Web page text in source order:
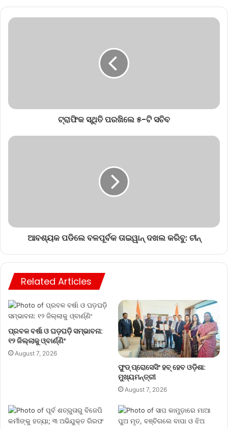
ଟ୍ରାଫିକ ସ୍ଥିତି ପରଖିଲେ ୫-ଟି ସଚିବ
ଆବଶ୍ୟକ ପଡିଲେ ବଳପୂର୍ବକ ତାଇୱାନ୍ ଦଖଲ କରିବୁ: ଚୀନ୍‌
Related Articles
ପ୍ରବଳ ବର୍ଷା ଓ ଘଡ଼ଘଡ଼ି ସମ୍ଭାବନା:
୧୨ ଜିଲ୍ଲାକୁ ଓ୍ବାର୍ଣ୍ଣିଂ
August 7, 2026
ଫୁଡ୍ ପ୍ରୋସେସିଂ ହବ୍ ହେବ ଓଡ଼ିଶା:
ମୁଖ୍ୟମନ୍ତ୍ରୀ
August 7, 2026